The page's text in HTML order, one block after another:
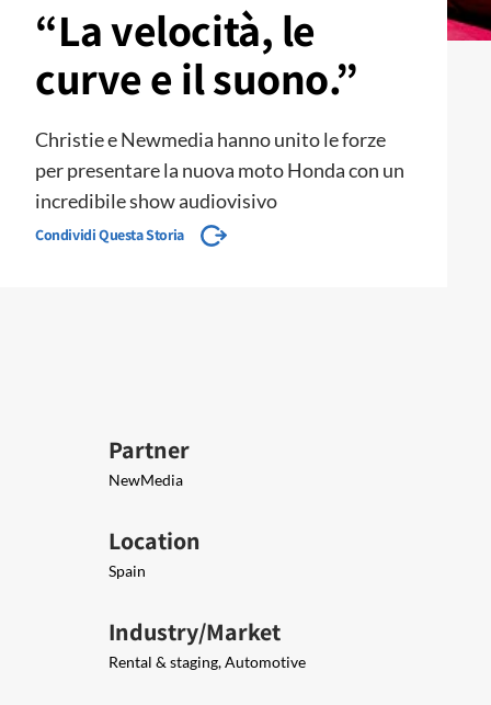
“La velocità, le
curve e il suono.”
Christie e Newmedia hanno unito le forze
per presentare la nuova moto Honda con un
incredibile show audiovisivo
Condividi Questa Storia
Partner
NewMedia
Location
Spain
Industry/Market
Rental & staging, Automotive